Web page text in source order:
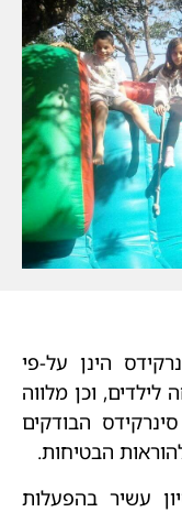
הינן על-פי
וכן מלווה
הבודקים
הבטיחות.
עשיר בהפעלות